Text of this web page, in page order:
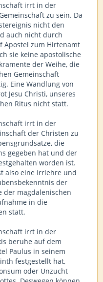
irrt in der
zu sein. Da
nicht den
auch nicht durch
Apostel zum Hirtenamt
sie keine apostolische
der Weihe, die
Gemeinschaft
Eine Wandlung von
Jesu Christi, unseres
Ritus nicht statt.
irrt in der
der Christen zu
die
gegeben hat und der
worden ist.
also eine Irrlehre und
der
der magdalenischen
in die
statt.
irrt in der
beruhe auf dem
Paulus in seinem
festgestellt hat,
oder Unzucht